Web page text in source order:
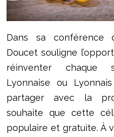
Dans sa conférence
Doucet souligne
réinventer chaque
Lyonnaise ou
partager avec la
souhaite que cette
populaire et gratuite. À